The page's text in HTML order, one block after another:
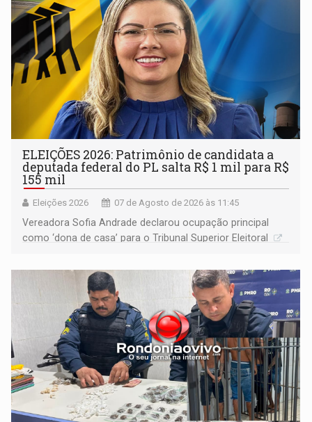
ELEIÇÕES 2026: Patrimônio de candidata a
deputada federal do PL salta R$ 1 mil para R$
155 mil
Eleições 2026 07 de Agosto de 2026 às 11:45
Vereadora Sofia Andrade declarou ocupação principal
como ‘dona de casa’ para o Tribunal Superior Eleitoral